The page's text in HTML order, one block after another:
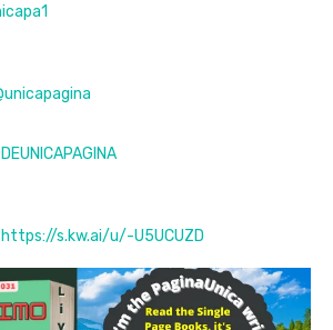
https://s.kw.ai/u/-U5UCUZD